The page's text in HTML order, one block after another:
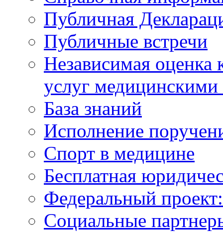
Публичная
Публичные встречи
Независимая оценка
услуг
База знаний
Исполнение
Спорт в медицине
Бесплатная
Федеральный
Социальные